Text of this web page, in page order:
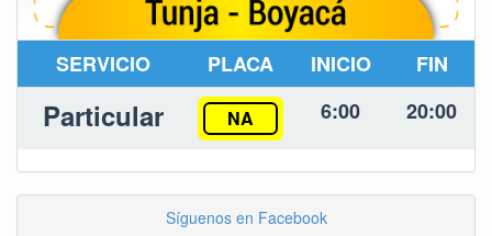
SERVICIO PLACA INICIO FIN
Particular NA 6:00 20:00
Síguenos en Facebook